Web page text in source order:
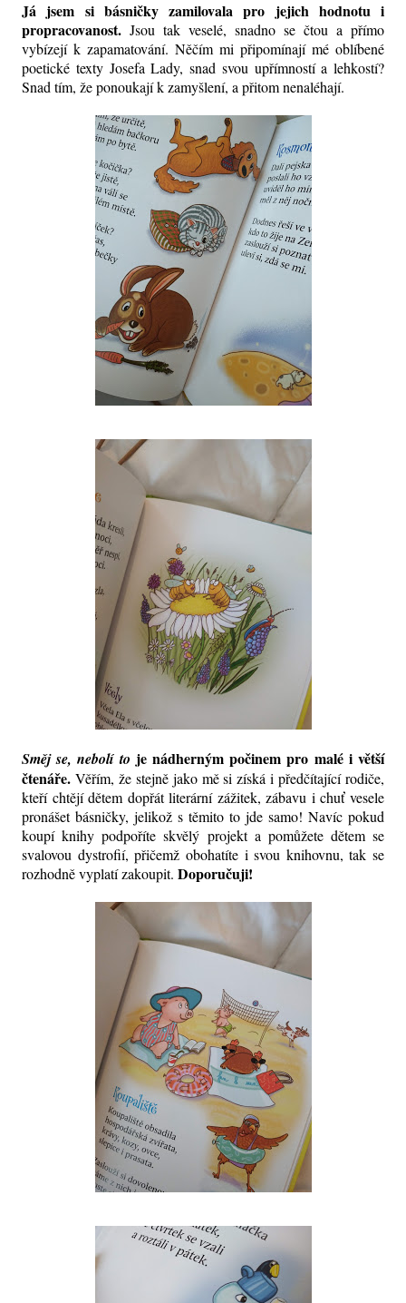
Já jsem si básničky zamilovala pro jejich hodnotu i
propracovanost. Jsou tak veselé, snadno se čtou a přímo
vybízejí k zapamatování. Něčím mi připomínají mé oblíbené
poetické texty Josefa Lady, snad svou upřímností a lehkostí?
Snad tím, že ponoukají k zamyšlení, a přitom nenaléhají.
Směj se, nebolí to je nádherným počinem pro malé i větší
čtenáře. Věřím, že stejně jako mě si získá i předčítající rodiče,
kteří chtějí dětem dopřát literární zážitek, zábavu i chuť vesele
pronášet básničky, jelikož s těmito to jde samo! Navíc pokud
koupí knihy podpoříte skvělý projekt a pomůžete dětem se
svalovou dystrofií, přičemž obohatíte i svou knihovnu, tak se
rozhodně vyplatí zakoupit. Doporučuji!